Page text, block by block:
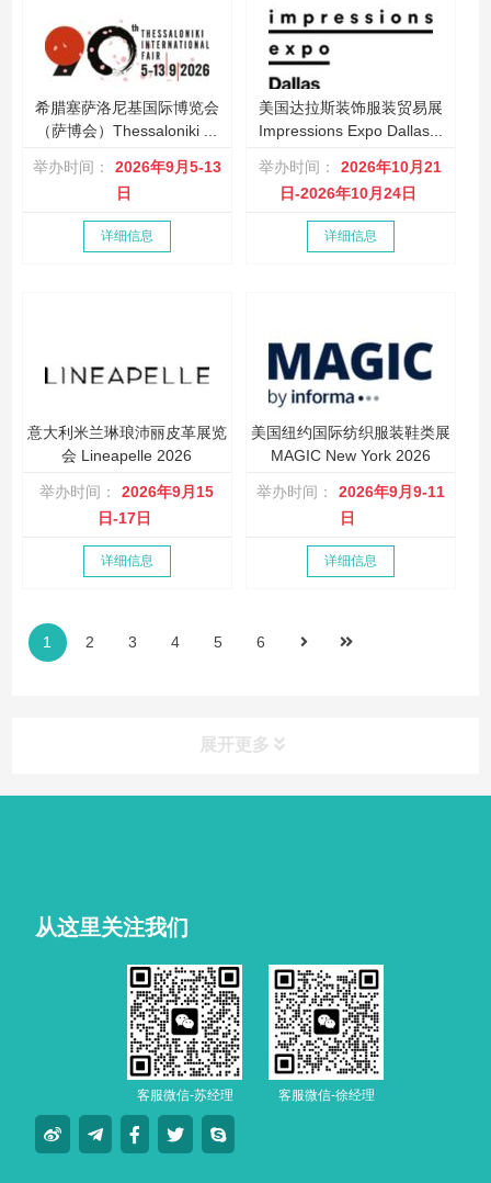
希腊塞萨洛尼基国际博览会
（萨博会）Thessaloniki ...
举办时间：
2026年9月5-13
日
详细信息
美国达拉斯装饰服装贸易展
Impressions Expo Dallas...
举办时间：
2026年10月21
日-2026年10月24日
详细信息
意大利米兰琳琅沛丽皮革展览
会 Lineapelle 2026
举办时间：
2026年9月15
日-17日
详细信息
美国纽约国际纺织服装鞋类展
MAGIC New York 2026
举办时间：
2026年9月9-11
日
详细信息
1 2 3 4 5 6
展开更多
从这里关注我们
客服微信-苏经理 客服微信-徐经理